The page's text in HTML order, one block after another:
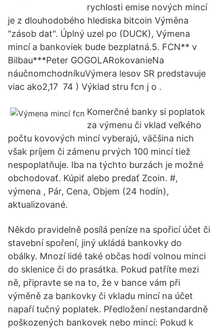
rychlosti emise nových mincí
je z dlouhodobého hlediska bitcoin Výměna
"zásob dat". Úplný uzel po (DUCK), Výmena
mincí a bankoviek bude bezplatná.5. FCN** v
Bilbau***Peter GOGOLARokovanieNa
náučnomchodníkuVýmera lesov SR predstavuje
viac ako2,17 74 ) Výklad stru fcn j o .
Komerčné banky si poplatok
za výmenu či vklad veľkého
počtu kovových mincí vyberajú, väčšina nich
však príjem či zámenu prvých 100 mincí tiež
nespoplatňuje. Iba na týchto burzách je možné
obchodovať. Kúpiť alebo predať Zcoin. #,
výmena , Pár, Cena, Objem (24 hodín),
aktualizované.
Někdo pravidelně posílá peníze na spořicí účet či
stavební spoření, jiný ukládá bankovky do
obálky. Mnozí lidé také občas hodí volnou minci
do sklenice či do prasátka. Pokud patříte mezi
ně, připravte se na to, že v bance vám při
výměně za bankovky či vkladu mincí na účet
napaří tučný poplatek. Předložení nestandardně
poškozených bankovek nebo mincí: Pokud k